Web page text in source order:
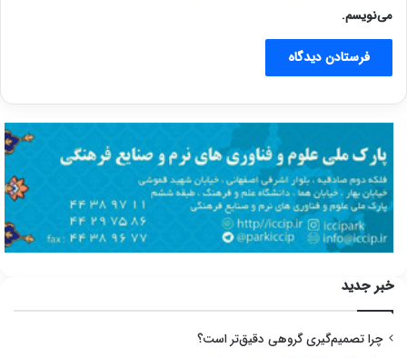
می‌نویسم.
خبر جدید
چرا تصمیم‌گیری گروهی دقیق‌تر است؟